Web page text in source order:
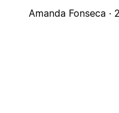
Amanda Fonseca ·